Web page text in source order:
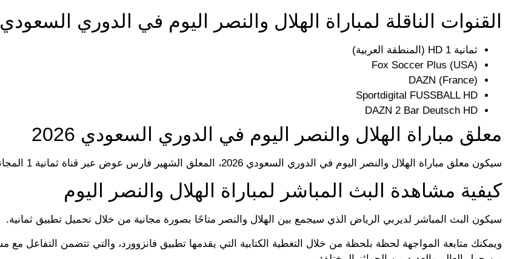
القنوات الناقلة لمباراة الهلال والنصر اليوم في الدوري السعودي 2026
ثمانية 1 HD (المنطقة العربية)
Fox Soccer Plus (USA)
DAZN (France)
Sportdigital FUSSBALL HD
DAZN 2 Bar Deutsch HD
معلق مباراة الهلال والنصر اليوم في الدوري السعودي 2026
سيكون معلق مباراة الهلال والنصر اليوم في الدوري السعودي 2026، المعلق الشهير فارس عوض عبر قناة ثمانية 1 المجانية.
كيفية مشاهدة البث المباشر لمباراة الهلال والنصر اليوم
سيكون البث المباشر لديربي الرياض الذي سيجمع بين الهلال والنصر متاحًا بصورة مجانية من خلال تحميل تطبيق ثمانية.
ويمكنك متابعة المواجهة لحظة بلحظة من خلال التغطية الكتابية التي يقدمها تطبيق فانزوورد، والتي تتضمن التفاعل